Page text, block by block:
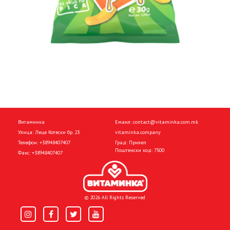
Витаминка
Улица: Леце Котески бр. 23
Телефон: +38948407407
Факс: +38948407407
Емаил: contact@vitaminka.com.mk
vitaminka.company
Град: Прилеп
Поштенски код: 7500
© 2026 All Rights Reserved